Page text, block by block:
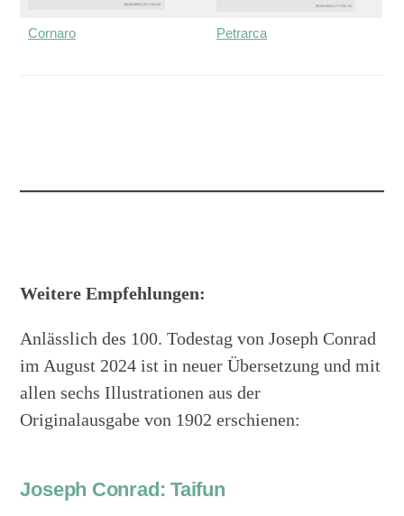
Cornaro Petrarca
Weitere Empfehlungen:
Anlässlich des 100. Todestag von Joseph Conrad
im August 2024 ist in neuer Übersetzung und mit
allen sechs Illustrationen aus der
Originalausgabe von 1902 erschienen:
Joseph Conrad: Taifun